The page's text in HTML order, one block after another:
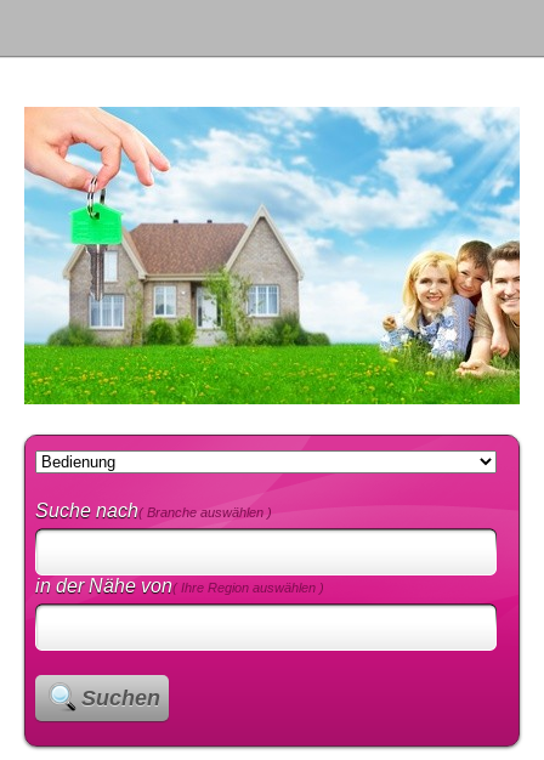
Suche nach( Branche auswählen )
in der Nähe von( Ihre Region auswählen )
Suchen